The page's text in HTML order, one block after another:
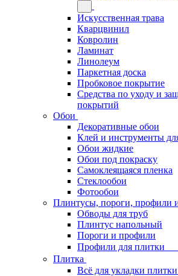
Искусственная трава
Кварцвинил
Ковролин
Ламинат
Линолеум
Паркетная доска
Пробковое покрытие
Средства по уходу и
покрытий
Обои
Декоративные обои
Клей и инструменты
Обои жидкие
Обои под покраску
Самоклеящаяся пленка
Стеклообои
Фотообои
Плинтусы, пороги, профили
Обводы для труб
Плинтус напольный
Пороги и профили
Профили для плитки
Плитка
Всё для укладки плитки